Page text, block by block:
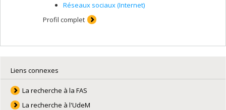
Réseaux sociaux (Internet)
Profil complet
Liens connexes
La recherche à la FAS
La recherche à l'UdeM